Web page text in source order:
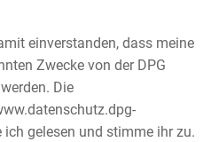
einverstanden, dass meine
Zwecke von der DPG
Die
ich gelesen und stimme ihr zu.